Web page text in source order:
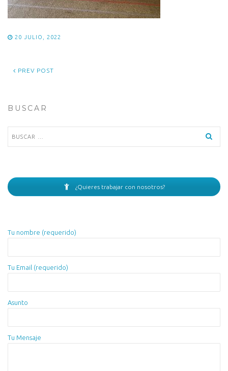
20 JULIO, 2022
PREV POST
BUSCAR
¿Quieres trabajar con nosotros?
Tu nombre (requerido)
Tu Email (requerido)
Asunto
Tu Mensaje